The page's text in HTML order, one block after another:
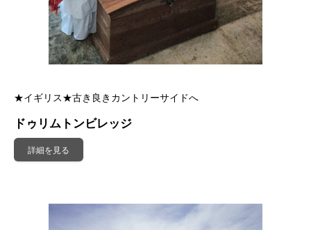
★イギリス★古き良きカントリーサイドへ
ドゥリムトンビレッジ
詳細を見る